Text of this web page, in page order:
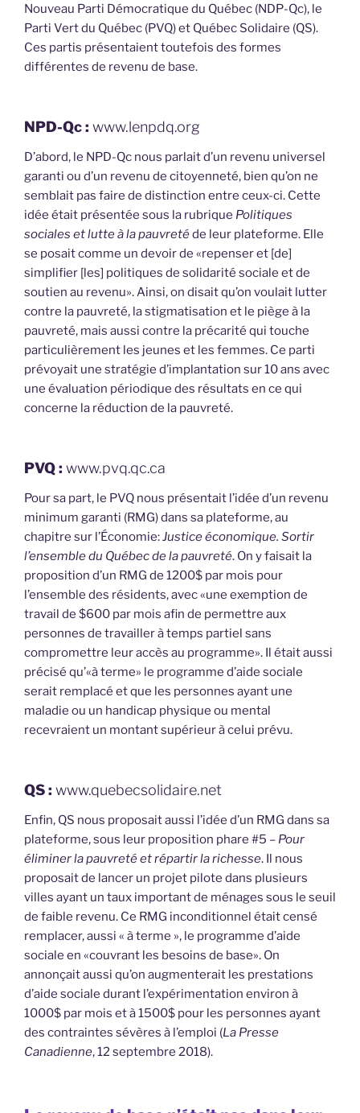
Nouveau Parti Démocratique du Québec (NDP-Qc), le
Parti Vert du Québec (PVQ) et Québec Solidaire (QS).
Ces partis présentaient toutefois des formes
différentes de revenu de base.
NPD-Qc : www.lenpdq.org
D’abord, le NPD-Qc nous parlait d’un revenu universel
garanti ou d’un revenu de citoyenneté, bien qu’on ne
semblait pas faire de distinction entre ceux-ci. Cette
idée était présentée sous la rubrique Politiques
sociales et lutte à la pauvretéde leur plateforme. Elle
se posait comme un devoir de «repenser et [de]
simplifier [les] politiques de solidarité sociale et de
soutien au revenu». Ainsi, on disait qu’on voulait lutter
contre la pauvreté, la stigmatisation et le piège à la
pauvreté, mais aussi contre la précarité qui touche
particulièrement les jeunes et les femmes. Ce parti
prévoyait une stratégie d’implantation sur 10 ans avec
une évaluation périodique des résultats en ce qui
concerne la réduction de la pauvreté.
PVQ : www.pvq.qc.ca
Pour sa part, le PVQ nous présentait l’idée d’un revenu
minimum garanti (RMG) dans sa plateforme, au
chapitre sur l’Économie:Justice économique. Sortir
l’ensemble du Québec de la pauvreté. On y faisait la
proposition d’un RMG de 1200$ par mois pour
l’ensemble des résidents, avec «une exemption de
travail de $600 par mois afin de permettre aux
personnes de travailler à temps partiel sans
compromettre leur accès au programme». Il était aussi
précisé qu’«à terme» le programme d’aide sociale
serait remplacé et que les personnes ayant une
maladie ou un handicap physique ou mental
recevraient un montant supérieur à celui prévu.
QS : www.quebecsolidaire.net
Enfin, QS nous proposait aussi l’idée d’un RMG dans sa
plateforme, sous leur proposition phare #5 – Pour
éliminer la pauvreté et répartir la richesse. Il nous
proposait de lancer un projet pilote dans plusieurs
villes ayant un taux important de ménages sous le seuil
de faible revenu. Ce RMG inconditionnel était censé
remplacer, aussi « à terme », le programme d’aide
sociale en «couvrant les besoins de base». On
annonçait aussi qu’on augmenterait les prestations
d’aide sociale durant l’expérimentation environ à
1000$ par mois et à 1500$ pour les personnes ayant
des contraintes sévères à l’emploi (La Presse
Canadienne, 12 septembre 2018).